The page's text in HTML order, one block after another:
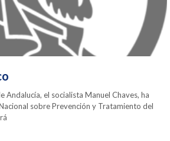
Andalucía, el socialista Manuel Chaves, ha
sobre Prevención y Tratamiento del